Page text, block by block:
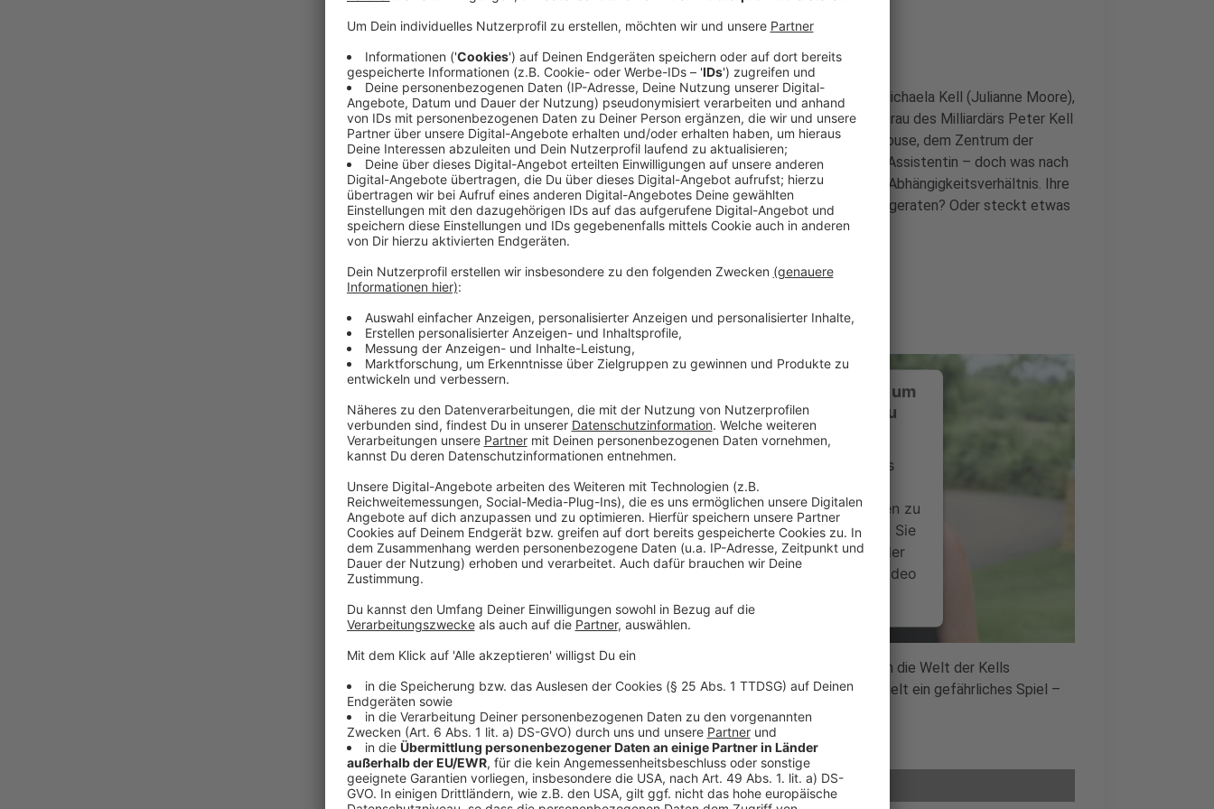
Anzeige
Die scheint völlig dem Bann ihrer neuen Chefin verfallen zu sein: Michaela Kell (Julianne Moore),
geheimnisvolle Tierschutzaktivistin, High-Society-Größe und Ehefrau des Milliardärs Peter Kell
(Kevin Bacon). Gemeinsam residiert das Paar im luxuriösen Cliff House, dem Zentrum der
elitären Inselgemeinschaft. Simone arbeitet dort als persönliche Assistentin – doch was nach
Traumjob klingt, wirkt auf Devon zunehmend wie ein gefährliches Abhängigkeitsverhältnis. Ihre
Schwester verehrt Michaela wie eine Göttin. Ist sie in eine Sekte geraten? Oder steckt etwas
noch Unheimlicheres hinter der schillernden Fassade?
Streaming-Dienst: Netflix
Wir benötigen Ihre Zustimmung, um
den YouTube Video-Service zu
laden!
Wir verwenden einen Service eines
Drittanbieters, um Videoinhalte
einzubetten. Dieser Service kann Daten zu
Ihren Aktivitäten sammeln. Bitte lesen Sie
die Details durch und stimmen Sie der
Nutzung des Service zu, um dieses Video
powered by Usercentrics Consent Management
Platform
Devon will Simone zurück in die Realität holen. Doch je tiefer sie in die Welt der Kells
eintaucht, desto klarer wird: Wer sich mit Michaela Kell anlegt, spielt ein gefährliches Spiel –
und könnte am Ende selbst zum Spielball werden.
Anzeige
©Copyright: Netflix